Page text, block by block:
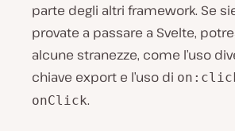
parte degli altri framework. Se
provate a passare a Svelte,
alcune stranezze, come l’uso
chiave export e l’uso di
onClick.